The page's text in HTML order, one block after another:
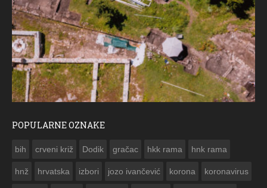
POPULARNE OZNAKE
bih crveni križ Dodik gračac hkk rama hnk rama
hnž hrvatska izbori jozo ivančević korona koronavirus